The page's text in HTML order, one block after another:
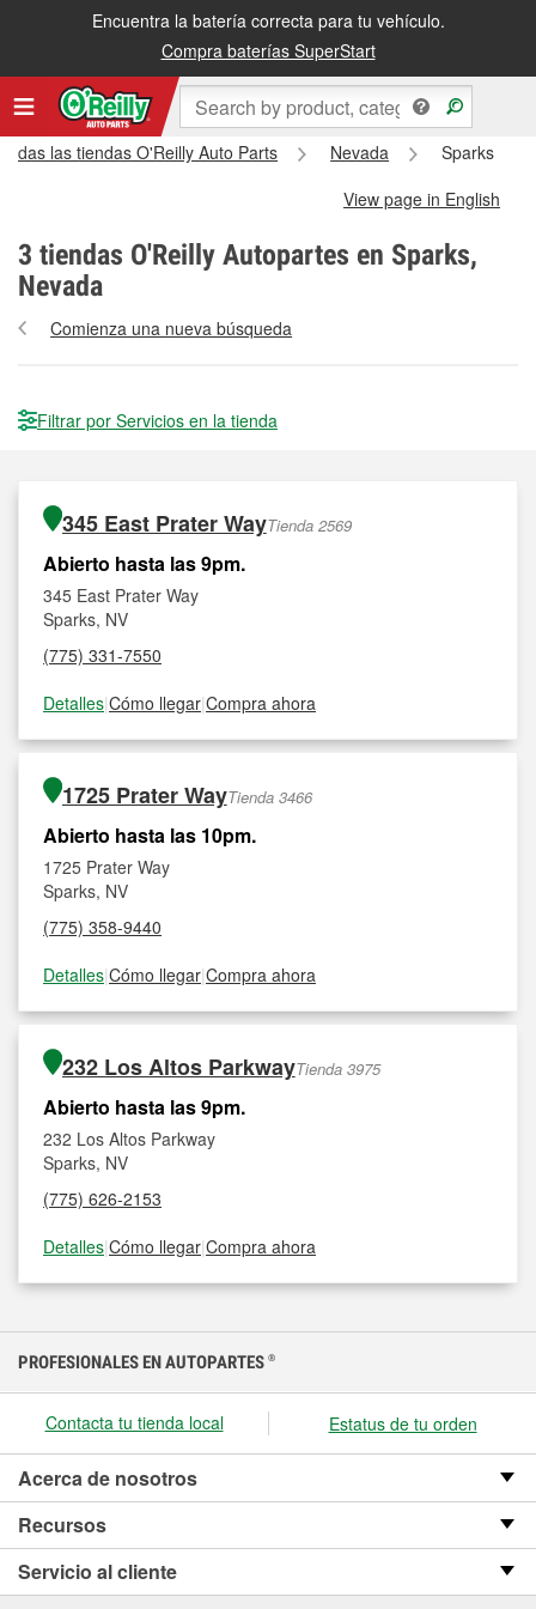
Encuentra la batería correcta para tu vehículo.
Compra baterías SuperStart
Todas las tiendas O'Reilly Auto Parts Nevada
Sparks
View page in English
3 tiendas O'Reilly Autopartes en Sparks,
Nevada
Comienza una nueva búsqueda
Filtrar por Servicios en la tienda
345 East Prater WayTienda 2569
Abierto hasta las 9pm.
345 East Prater Way
Sparks, NV
(775) 331-7550
Detalles|Cómo llegar|Compra ahora
1725 Prater WayTienda 3466
Abierto hasta las 10pm.
1725 Prater Way
Sparks, NV
(775) 358-9440
Detalles|Cómo llegar|Compra ahora
232 Los Altos ParkwayTienda 3975
Abierto hasta las 9pm.
232 Los Altos Parkway
Sparks, NV
(775) 626-2153
Detalles|Cómo llegar|Compra ahora
PROFESIONALES EN AUTOPARTES ®
Contacta tu tienda local Estatus de tu orden
Acerca de nosotros
Recursos
Servicio al cliente